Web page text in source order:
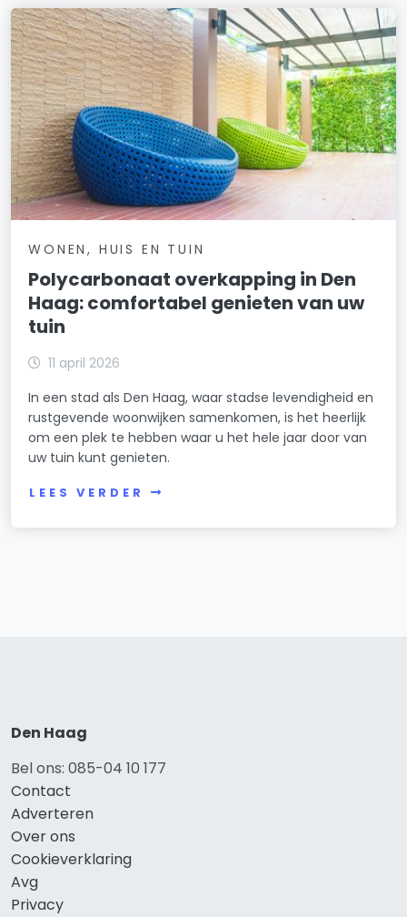
WONEN, HUIS EN TUIN
Polycarbonaat overkapping in Den
Haag: comfortabel genieten van uw
tuin
11 april 2026
In een stad als Den Haag, waar stadse levendigheid en
rustgevende woonwijken samenkomen, is het heerlijk
om een plek te hebben waar u het hele jaar door van
uw tuin kunt genieten.
LEES VERDER
Den Haag
Bel ons: 085-04 10 177
Contact
Adverteren
Over ons
Cookieverklaring
Avg
Privacy